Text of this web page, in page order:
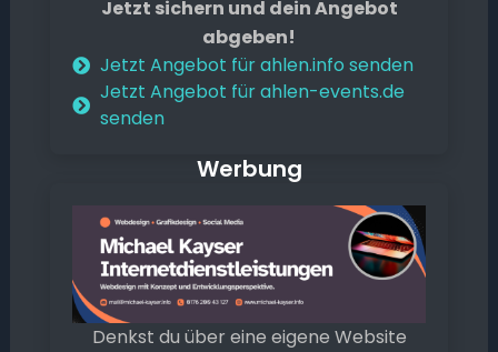
Jetzt sichern und dein Angebot
abgeben!
Jetzt Angebot für ahlen.info senden
Jetzt Angebot für ahlen-events.de
senden
Werbung
Denkst du über eine eigene Website